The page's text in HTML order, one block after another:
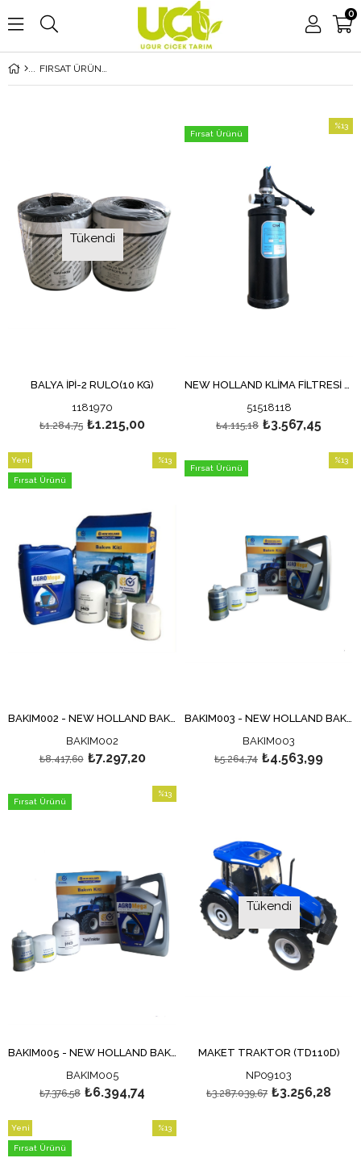
0
FIRSAT ÜRÜNLERİ
Tükendi
BALYA İPİ-2 RULO(10 KG)
1181970
₺1.215,00
₺1.284,75
51518118
₺3.567,45
₺4.115,18
%13
Fırsat Ürünü
BAKIM002 - NEW HOLLAND BAKIM SETİ - TD SERİSİ
BAKIM002
₺7.297,20
₺8.417,60
%13
Yeni
Ürün
Fırsat Ürünü
BAKIM003 - NEW HOLLAND BAKIM SETİ - TT - 56S SERİLERİ / 3 SİLİNDİR
BAKIM003
₺4.563,99
₺5.264,74
%13
Fırsat Ürünü
BAKIM005
₺6.394,74
₺7.376,58
%13
Fırsat Ürünü
Tükendi
MAKET TRAKTÖR (TD110D)
NP09103
₺3.256,28
₺3.287.039,67
%13
Yeni
Ürün
Fırsat Ürünü